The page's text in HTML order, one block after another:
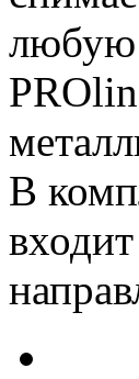
любую
В